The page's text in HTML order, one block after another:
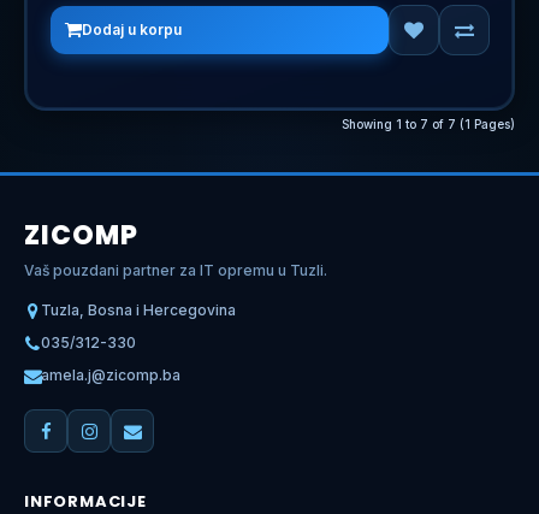
Dodaj u korpu
Showing 1 to 7 of 7 (1 Pages)
ZICOMP
Vaš pouzdani partner za IT opremu u Tuzli.
Tuzla, Bosna i Hercegovina
035/312-330
amela.j@zicomp.ba
INFORMACIJE